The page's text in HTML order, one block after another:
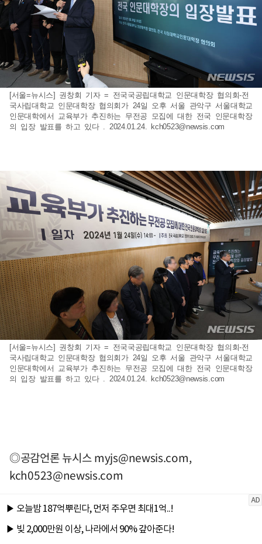
[서울=뉴시스] 권창회 기자 = 전국국공립대학교 인문대학장 협의회-전
국사립대학교 인문대학장 협의회가 24일 오후 서울 관악구 서울대학교
인문대학에서 교육부가 추진하는 무전공 모집에 대한 전국 인문대학장
의 입장 발표를 하고 있다 . 2024.01.24.
kch0523@newsis.com
[서울=뉴시스] 권창회 기자 = 전국국공립대학교 인문대학장 협의회-전
국사립대학교 인문대학장 협의회가 24일 오후 서울 관악구 서울대학교
인문대학에서 교육부가 추진하는 무전공 모집에 대한 전국 인문대학장
의 입장 발표를 하고 있다 . 2024.01.24. kch0523@newsis.com
◎공감언론 뉴시스myjs@newsis.com,
kch0523@newsis.com